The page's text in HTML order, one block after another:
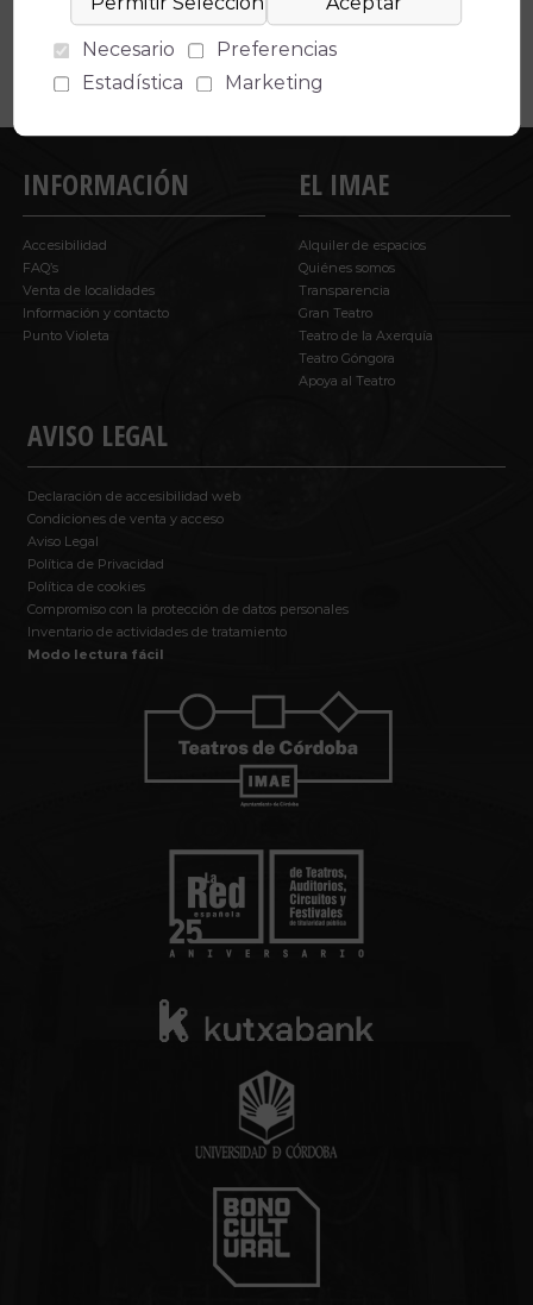
INFORMACIÓN
Accesibilidad
FAQ’s
Venta de localidades
Información y contacto
Punto Violeta
AVISO LEGAL
Declaración de accesibilidad web
Condiciones de venta y acceso
Aviso Legal
Política de Privacidad
Política de cookies
Compromiso con la protección de datos personales
Inventario de actividades de tratamiento
Modo lectura fácil
EL IMAE
Alquiler de espacios
Quiénes somos
Transparencia
Gran Teatro
Teatro de la Axerquía
Teatro Góngora
Apoya al Teatro
Necesario
Preferencias
Estadística
Marketing